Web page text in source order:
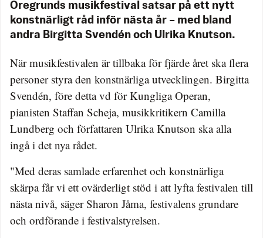
Öregrunds musikfestival satsar på ett nytt
konstnärligt råd inför nästa år – med bland
andra Birgitta Svendén och Ulrika Knutson.
När musikfestivalen är tillbaka för fjärde året ska flera
personer styra den konstnärliga utvecklingen. Birgitta
Svendén, före detta vd för Kungliga Operan,
pianisten Staffan Scheja, musikkritikern Camilla
Lundberg och författaren Ulrika Knutson ska alla
ingå i det nya rådet.
"Med deras samlade erfarenhet och konstnärliga
skärpa får vi ett ovärderligt stöd i att lyfta festivalen till
nästa nivå, säger Sharon Jåma, festivalens grundare
och ordförande i festivalstyrelsen.